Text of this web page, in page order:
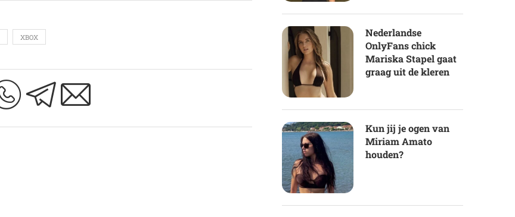
XBOX
Nederlandse
OnlyFans chick
Mariska Stapel gaat
graag uit de kleren
Kun jij je ogen van
Miriam Amato
houden?